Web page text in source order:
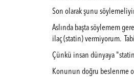
Son olarak şunu
Aslında başta söylemem
ilaç (statin) vermiyorum.
Çünkü insan dünyaya
Konunun doğru beslenme